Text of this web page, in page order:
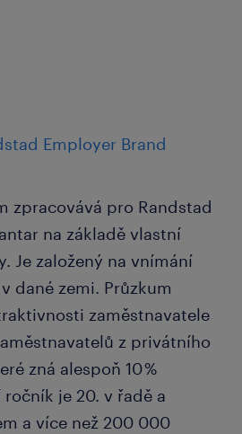
Employer Brand
zpracovává pro Randstad
na základě vlastní
Je založený na vnímání
dané zemi. Průzkum
zaměstnavatele
z privátního
zná alespoň 10 %
je 20. v řadě a
a více než 200 000